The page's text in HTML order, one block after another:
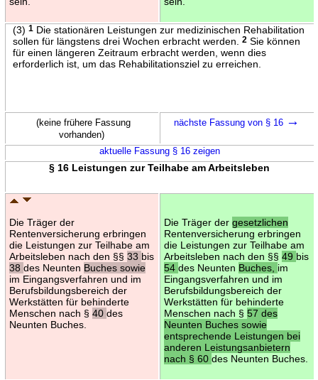
(3) 1Die stationären Leistungen zur medizinischen Rehabilitation
sollen für längstens drei Wochen erbracht werden.
2Sie können
für einen längeren Zeitraum erbracht werden, wenn dies
erforderlich ist, um das Rehabilitationsziel zu erreichen.
(keine frühere Fassung
vorhanden)
nächste Fassung von § 16 →
aktuelle Fassung § 16 zeigen
§ 16 Leistungen zur Teilhabe am Arbeitsleben
Die Träger der
Rentenversicherung erbringen
die Leistungen zur Teilhabe am
Arbeitsleben nach den §§ 33 bis
38 des Neunten Buches sowie
im Eingangsverfahren und im
Berufsbildungsbereich der
Werkstätten für behinderte
Menschen nach § 40 des
Neunten Buches.
Die Träger der gesetzlichen
Rentenversicherung erbringen
die Leistungen zur Teilhabe am
Arbeitsleben nach den §§ 49 bis
54 des Neunten Buches, im
Eingangsverfahren und im
Berufsbildungsbereich der
Werkstätten für behinderte
Menschen nach § 57 des
Neunten Buches sowie
entsprechende Leistungen bei
anderen Leistungsanbietern
nach § 60 des Neunten Buches.